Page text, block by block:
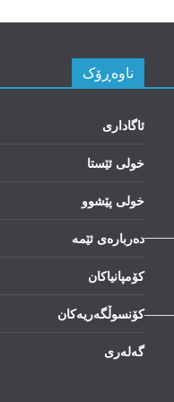
ناوەڕۆک
ئاگاداری
خولی ئێستا
خولی پێشوو
دەربارەی ئێمە
کۆمپانیاکان
کۆنسوڵگەریەکان
گەلەری